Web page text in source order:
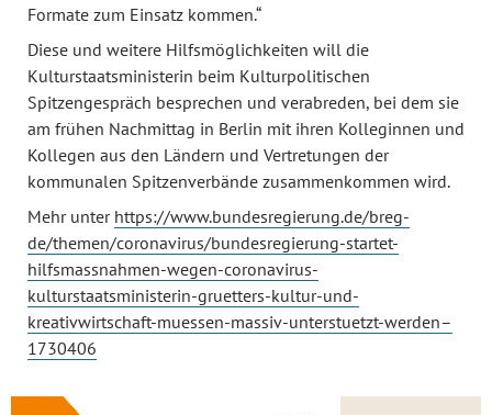
Formate zum Einsatz kommen.“
Diese und weitere Hilfsmöglichkeiten will die
Kulturstaatsministerin beim Kulturpolitischen
Spitzengespräch besprechen und verabreden, bei dem sie
am frühen Nachmittag in Berlin mit ihren Kolleginnen und
Kollegen aus den Ländern und Vertretungen der
kommunalen Spitzenverbände zusammenkommen wird.
Mehr unter https://www.bundesregierung.de/breg-
de/themen/coronavirus/bundesregierung-startet-
hilfsmassnahmen-wegen-coronavirus-
kulturstaatsministerin-gruetters-kultur-und-
kreativwirtschaft-muessen-massiv-unterstuetzt-werden–
1730406